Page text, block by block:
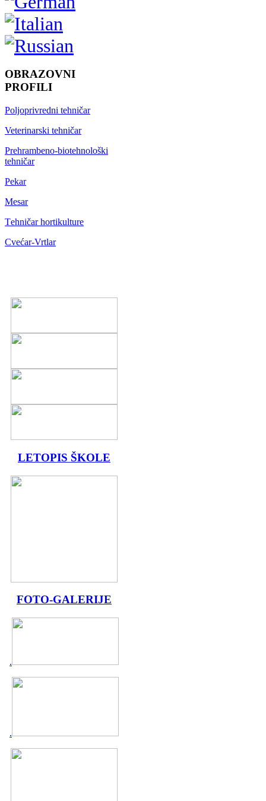
OBRAZOVNI
PROFILI
Poljoprivredni tehničar
Veterinarski tehničar
Prehrambeno-biotehnološki
tehničar
Pekar
Mesar
Тehničar hortikulture
Cvećar-Vrtlar
LETOPIS ŠKOLE
FOTO-GALERIJE
.
.